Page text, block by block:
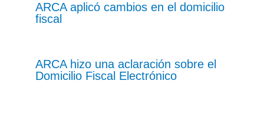
ARCA aplicó cambios en el domicilio
fiscal
ARCA hizo una aclaración sobre el
Domicilio Fiscal Electrónico